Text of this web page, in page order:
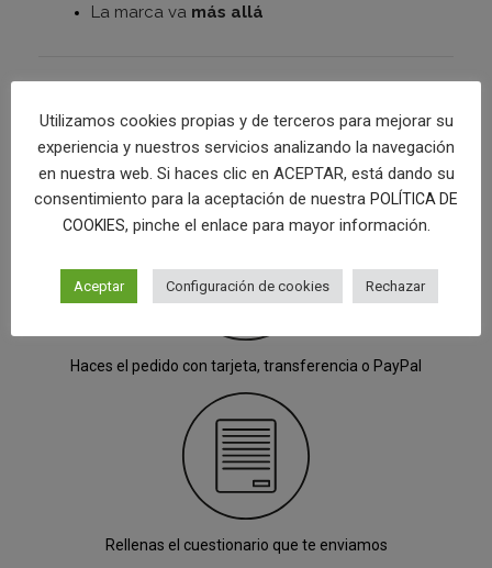
La marca va más allá
Haces el pedido con tarjeta, transferencia o PayPal
Rellenas el cuestionario que te enviamos
Utilizamos cookies propias y de terceros para mejorar su
experiencia y nuestros servicios analizando la navegación
en nuestra web. Si haces clic en ACEPTAR, está dando su
consentimiento para la aceptación de nuestra POLÍTICA DE
COOKIES, pinche el enlace para mayor información.
Aceptar Configuración de cookies Rechazar